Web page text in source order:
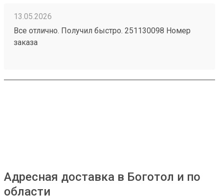
13.05.2026
Все отлично. Получил быстро. 251130098 Номер
заказа
Адресная доставка в Боготол и по
области